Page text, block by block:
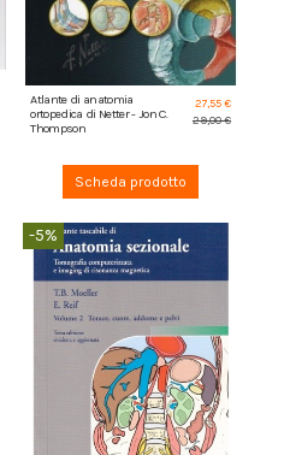
Atlante di anatomia
ortopedica di Netter - Jon C.
Thompson
27,55 €
29,00 €
Scheda prodotto
-5%